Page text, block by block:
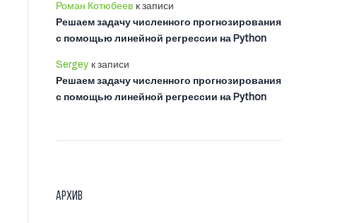
Роман Котюбеев к записи
Решаем задачу численного прогнозирования
с помощью линейной регрессии на Python
Sergey к записи
Решаем задачу численного прогнозирования
с помощью линейной регрессии на Python
Архив